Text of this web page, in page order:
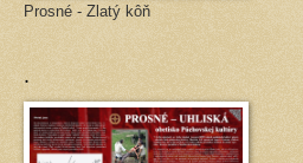
Prosné - Zlatý kôň
.